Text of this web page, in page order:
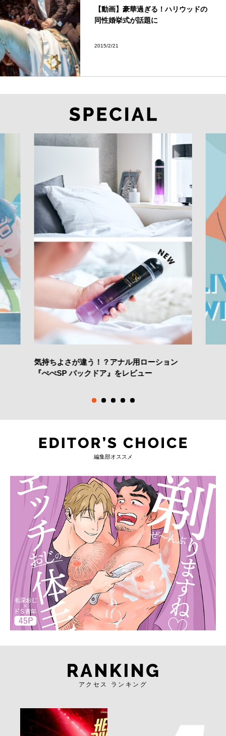
【動画】豪華過ぎる！ハリウッドの
同性婚挙式が話題に
2015/2/21
気持ちよさが違う！？アナル用ローション
『ぺぺSP バックドア』をレビュー
編集部オススメ
アクセス ランキング